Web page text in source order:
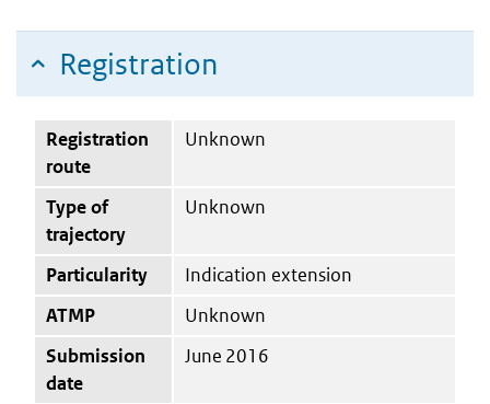
Registration
Registration
route
Unknown
Type of
trajectory
Unknown
Particularity
Indication extension
ATMP
Unknown
Submission
date
June 2016